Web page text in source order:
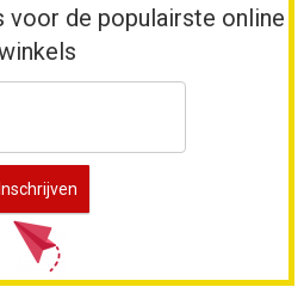
voor de populairste online